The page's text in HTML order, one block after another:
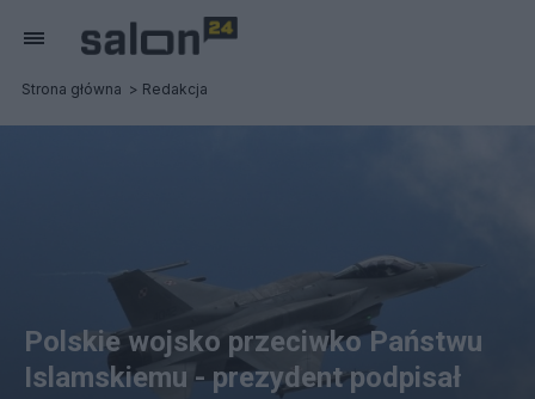
Strona główna Redakcja
Polskie wojsko przeciwko Państwu
Islamskiemu - prezydent podpisał